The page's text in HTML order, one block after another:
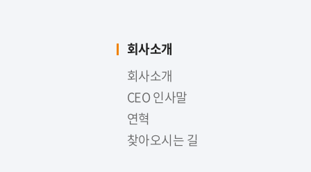
회사소개
회사소개
CEO 인사말
연혁
찾아오시는 길